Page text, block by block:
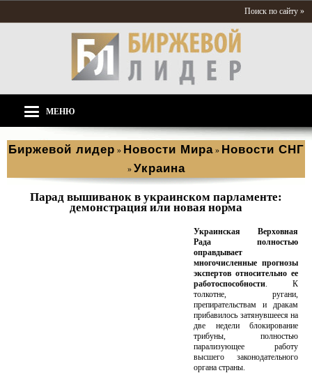
Поиск по сайту »
МЕНЮ
Биржевой лидер » Новости Мира » Новости СНГ
» Украина
Парад вышиванок в украинском парламенте:
демонстрация или новая норма
Украинская Верховная
Рада полностью
оправдывает
многочисленные прогнозы
экспертов относительно ее
работоспособности. К
толкотне, ругани,
препирательствам и дракам
прибавилось затянувшееся на
две недели блокирование
трибуны, полностью
парализующее работу
высшего законодательного
органа страны.